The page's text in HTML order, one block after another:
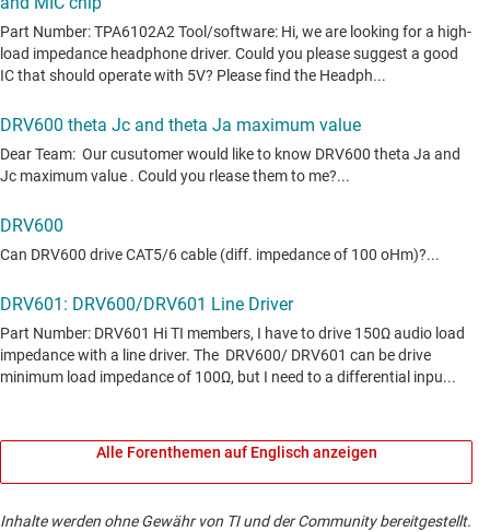
Alle Forenthemen auf Englisch anzeigen
Inhalte werden ohne Gewähr von TI und der Community bereitgestellt.